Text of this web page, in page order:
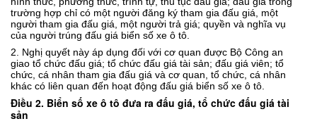
trường hợp chỉ có một người đăng ký tham gia đấu giá, một
người tham gia đấu giá, một người trả giá; quyền và nghĩa vụ
của người trúng đấu giá biển số xe ô tô.
2. Nghị quyết này áp dụng đối với cơ quan được Bộ Công an
giao tổ chức đấu giá; tổ chức đấu giá tài sản; đấu giá viên; tổ
chức, cá nhân tham gia đấu giá và cơ quan, tổ chức, cá nhân
khác có liên quan đến hoạt động đấu giá biển số xe ô tô.
Điều 2. Biển số xe ô tô đưa ra đấu giá, tổ chức đấu giá tài
sản